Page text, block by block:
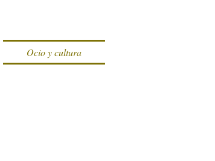
Ocio y cultura